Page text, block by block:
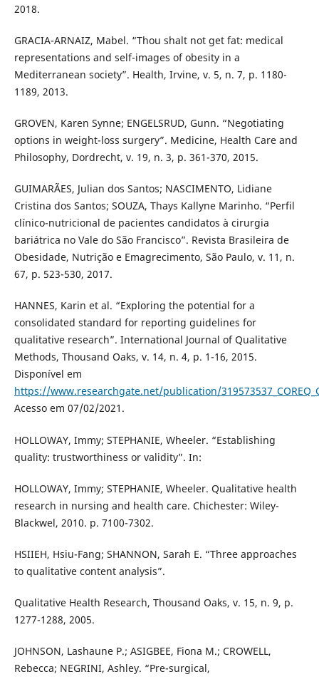
2018.
GRACIA-ARNAIZ, Mabel. “Thou shalt not get fat: medical
representations and self-images of obesity in a
Mediterranean society”. Health, Irvine, v. 5, n. 7, p. 1180-
1189, 2013.
GROVEN, Karen Synne; ENGELSRUD, Gunn. “Negotiating
options in weight-loss surgery”. Medicine, Health Care and
Philosophy, Dordrecht, v. 19, n. 3, p. 361-370, 2015.
GUIMARÃES, Julian dos Santos; NASCIMENTO, Lidiane
Cristina dos Santos; SOUZA, Thays Kallyne Marinho. “Perfil
clínico-nutricional de pacientes candidatos à cirurgia
bariátrica no Vale do São Francisco”. Revista Brasileira de
Obesidade, Nutrição e Emagrecimento, São Paulo, v. 11, n.
67, p. 523-530, 2017.
HANNES, Karin et al. “Exploring the potential for a
consolidated standard for reporting guidelines for
qualitative research”. International Journal of Qualitative
Methods, Thousand Oaks, v. 14, n. 4, p. 1-16, 2015.
Disponível em
https://www.researchgate.net/publication/
Acesso em 07/02/2021.
HOLLOWAY, Immy; STEPHANIE, Wheeler. “Establishing
quality: trustworthiness or validity”. In:
HOLLOWAY, Immy; STEPHANIE, Wheeler. Qualitative health
research in nursing and health care. Chichester: Wiley-
Blackwel, 2010. p. 7100-7302.
HSIIEH, Hsiu-Fang; SHANNON, Sarah E. “Three approaches
to qualitative content analysis”.
Qualitative Health Research, Thousand Oaks, v. 15, n. 9, p.
1277-1288, 2005.
JOHNSON, Lashaune P.; ASIGBEE, Fiona M.; CROWELL,
Rebecca; NEGRINI, Ashley. “Pre-surgical,